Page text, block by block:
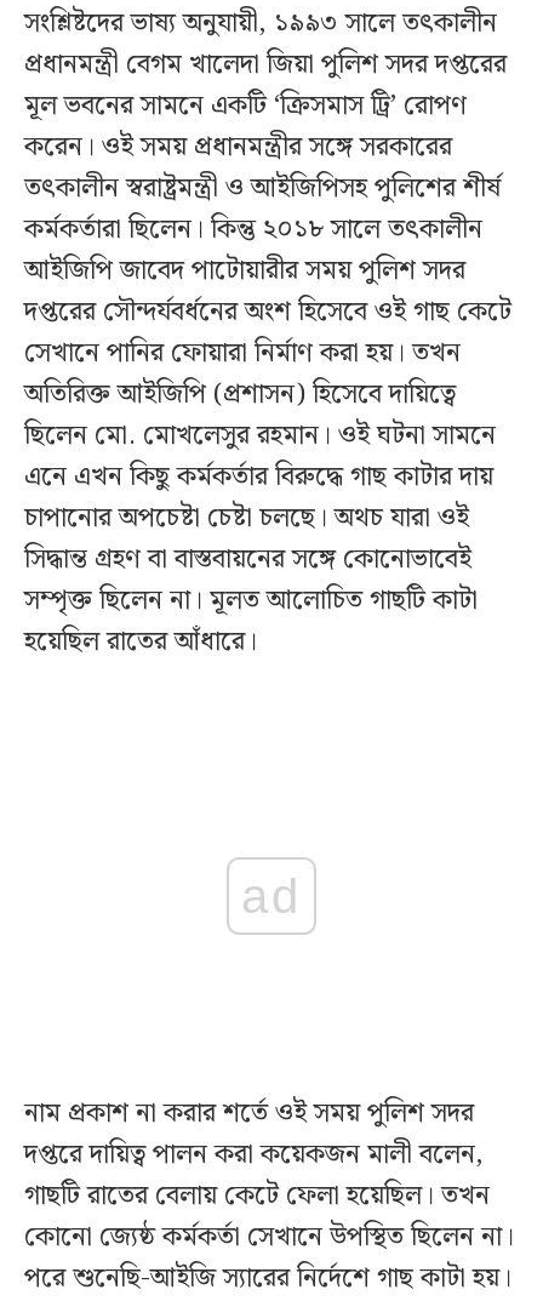
সংশ্লিষ্টদের ভাষ্য অনুযায়ী, ১৯৯৩ সালে তৎকালীন
প্রধানমন্ত্রী বেগম খালেদা জিয়া পুলিশ সদর দপ্তরের
মূল ভবনের সামনে একটি ‘ক্রিসমাস ট্রি’ রোপণ
করেন। ওই সময় প্রধানমন্ত্রীর সঙ্গে সরকারের
তৎকালীন স্বরাষ্ট্রমন্ত্রী ও আইজিপিসহ পুলিশের শীর্ষ
কর্মকর্তারা ছিলেন। কিন্তু ২০১৮ সালে তৎকালীন
আইজিপি জাবেদ পাটোয়ারীর সময় পুলিশ সদর
দপ্তরের সৌন্দর্যবর্ধনের অংশ হিসেবে ওই গাছ কেটে
সেখানে পানির ফোয়ারা নির্মাণ করা হয়। তখন
অতিরিক্ত আইজিপি (প্রশাসন) হিসেবে দায়িত্বে
ছিলেন মো. মোখলেসুর রহমান। ওই ঘটনা সামনে
এনে এখন কিছু কর্মকর্তার বিরুদ্ধে গাছ কাটার দায়
চাপানোর অপচেষ্টা চেষ্টা চলছে। অথচ যারা ওই
সিদ্ধান্ত গ্রহণ বা বাস্তবায়নের সঙ্গে কোনোভাবেই
সম্পৃক্ত ছিলেন না। মূলত আলোচিত গাছটি কাটা
হয়েছিল রাতের আঁধারে।
ad
নাম প্রকাশ না করার শর্তে ওই সময় পুলিশ সদর
দপ্তরে দায়িত্ব পালন করা কয়েকজন মালী বলেন,
গাছটি রাতের বেলায় কেটে ফেলা হয়েছিল। তখন
কোনো জ্যেষ্ঠ কর্মকর্তা সেখানে উপস্থিত ছিলেন না।
পরে শুনেছি-আইজি স্যারের নির্দেশে গাছ কাটা হয়।